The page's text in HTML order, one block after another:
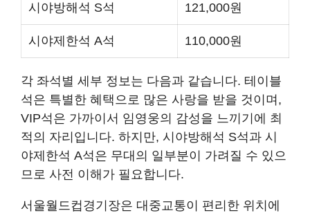
시야방해석 S석 121,000원
시야제한석 A석 110,000원
각 좌석별 세부 정보는 다음과 같습니다. 테이블
석은 특별한 혜택으로 많은 사랑을 받을 것이며,
VIP석은 가까이서 임영웅의 감성을 느끼기에 최
적의 자리입니다. 하지만, 시야방해석 S석과 시
야제한석 A석은 무대의 일부분이 가려질 수 있으
므로 사전 이해가 필요합니다.
서울월드컵경기장은 대중교통이 편리한 위치에